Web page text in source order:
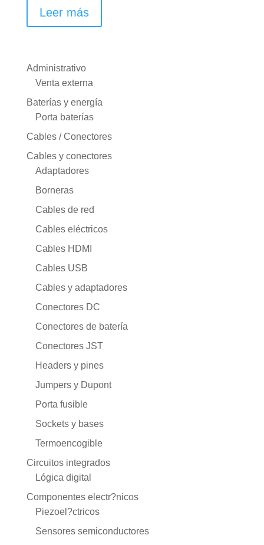
Leer más
Administrativo
Venta externa
Baterías y energía
Porta baterías
Cables / Conectores
Cables y conectores
Adaptadores
Borneras
Cables de red
Cables eléctricos
Cables HDMI
Cables USB
Cables y adaptadores
Conectores DC
Conectores de batería
Conectores JST
Headers y pines
Jumpers y Dupont
Porta fusible
Sockets y bases
Termoencogible
Circuitos integrados
Lógica digital
Componentes electr?nicos
Piezoel?ctricos
Sensores semiconductores